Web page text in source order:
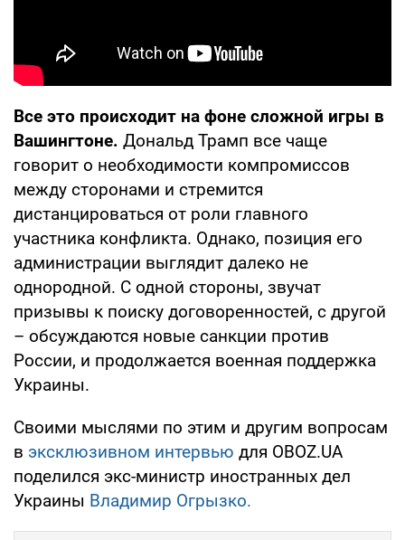
Все это происходит на фоне сложной игры в
Вашингтоне. Дональд Трамп все чаще
говорит о необходимости компромиссов
между сторонами и стремится
дистанцироваться от роли главного
участника конфликта. Однако, позиция его
администрации выглядит далеко не
однородной. С одной стороны, звучат
призывы к поиску договоренностей, с другой
– обсуждаются новые санкции против
России, и продолжается военная поддержка
Украины.
Своими мыслями по этим и другим вопросам
в эксклюзивном интервью для OBOZ.UA
поделился экс-министр иностранных дел
Украины Владимир Огрызко.